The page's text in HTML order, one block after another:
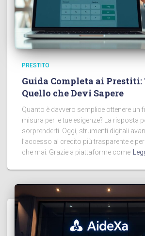
PRESTITO
Guida Completa ai Prestiti:
Quello che Devi Sapere
Quanto è davvero semplice ottenere un
misura per le tue esigenze? La risposta
sorprenderti. Oggi, strumenti digitali
l’accesso al credito più trasparente e
che mai. Grazie a piattaforme come